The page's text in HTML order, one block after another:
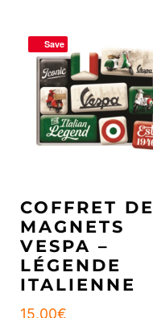
Save
COFFRET DE
MAGNETS
VESPA –
LÉGENDE
ITALIENNE
15,00€